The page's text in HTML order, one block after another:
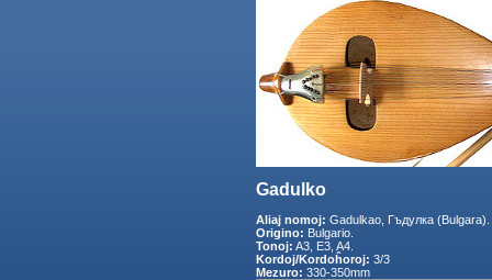
Gadulko
Aliaj nomoj: Gadulkao, Гъдулка (Bulgara).
Origino: Bulgario.
Tonoj: A3, E3, A4.
Kordoj/Kordoĥoroj: 3/3
Mezuro: 330-350mm